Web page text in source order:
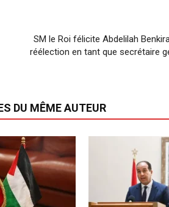
SM le Roi félicite Abdelilah
réélection en tant que secrétaire
DU MÊME AUTEUR